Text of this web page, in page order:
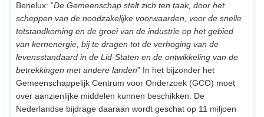
Benelux: “De Gemeenschap stelt zich ten taak, door het
scheppen van de noodzakelijke voorwaarden, voor de snelle
totstandkoming en de groei van de industrie op het gebied
van kernenergie, bij te dragen tot de verhoging van de
levensstandaard in de Lid-Staten en de ontwikkeling van de
betrekkingen met andere landen” In het bijzonder het
Gemeenschappelijk Centrum voor Onderzoek (GCO) moet
over aanzienlijke middelen kunnen beschikken. De
Nederlandse bijdrage daaraan wordt geschat op 11 miljoen